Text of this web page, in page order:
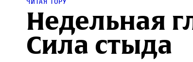
Недельная
Сила стыда